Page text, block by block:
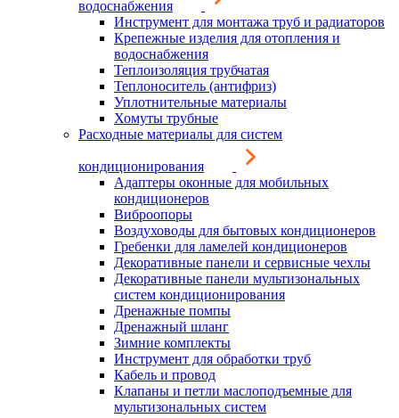
водоснабжения
Инструмент для монтажа труб и радиаторов
Крепежные изделия для отопления и
водоснабжения
Теплоизоляция трубчатая
Теплоноситель (антифриз)
Уплотнительные материалы
Хомуты трубные
Расходные материалы для систем
кондиционирования
Адаптеры оконные для мобильных
кондиционеров
Виброопоры
Воздуховоды для бытовых кондиционеров
Гребенки для ламелей кондиционеров
Декоративные панели и сервисные чехлы
Декоративные панели мультизональных
систем кондиционирования
Дренажные помпы
Дренажный шланг
Зимние комплекты
Инструмент для обработки труб
Кабель и провод
Клапаны и петли маслоподъемные для
мультизональных систем